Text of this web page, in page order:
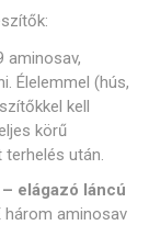
aminosav,
Élelemmel (hús,
kell
körű
után.
elágazó láncú
három aminosav